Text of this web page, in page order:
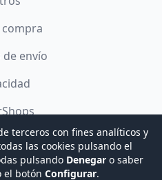
compra
de envío
terceros con fines analíticos y
las cookies pulsando el
pulsando Denegar o saber
el botón Configurar.